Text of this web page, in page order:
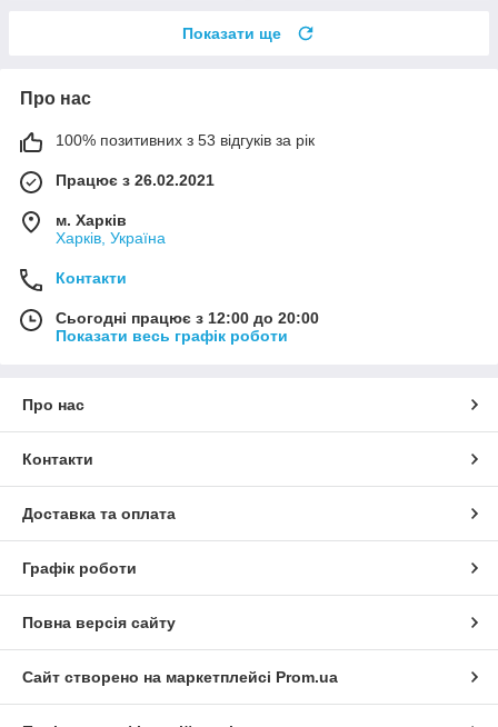
Показати ще
Про нас
100% позитивних з 53 відгуків за рік
Працює з 26.02.2021
м. Харків
Харків, Україна
Контакти
Сьогодні працює з 12:00 до 20:00
Показати весь графік роботи
Про нас
Контакти
Доставка та оплата
Графік роботи
Повна версія сайту
Сайт створено на маркетплейсі Prom.ua